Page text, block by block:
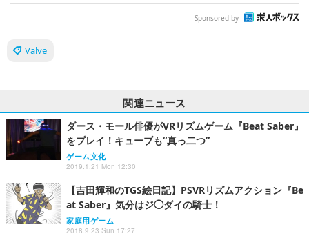
Sponsored by
Valve
関連ニュース
ダース・モール俳優がVRリズムゲーム『Beat Saber』
をプレイ！キューブも“真っ二つ”
ゲーム文化
2019.1.21 Mon 12:30
【吉田輝和のTGS絵日記】PSVRリズムアクション『Be
at Saber』気分はジ◯ダイの騎士！
家庭用ゲーム
2018.9.23 Sun 17:27